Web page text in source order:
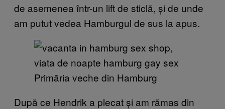
de asemenea într-un lift de sticlă, și de unde
am putut vedea Hamburgul de sus la apus.
Primăria veche din Hamburg
După ce Hendrik a plecat și am rămas din